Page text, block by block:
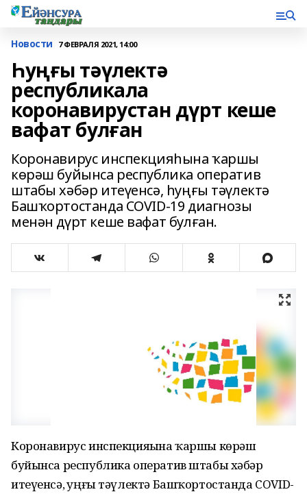
Новости 7 ФЕВРАЛЯ 2021, 14:00
Һуңғы тәүлектә
республикала
коронавирустан дүрт кеше
вафат булған
Коронавирус инспекцияһына ҡаршы
көрәш буйынса республика оператив
штабы хәбәр итеүенсә, һуңғы тәүлектә
Башҡортостанда COVID-19 диагнозы
менән дүрт кеше вафат булған.
Коронавирус инспекцияһына ҡаршы көрәш
буйынса республика оператив штабы хәбәр
итеүенсә, һуңғы тәүлектә Башҡортостанда COVID-